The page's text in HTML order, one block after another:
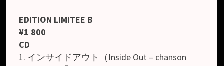
EDITION LIMITEE B
¥1 800
CD
1. インサイドアウト（Inside Out – chanson